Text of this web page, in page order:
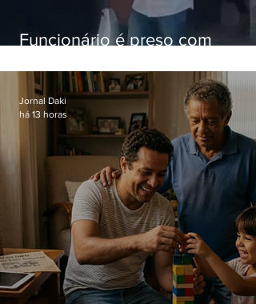
Funcionário é preso com
Hospital do Andaraí
Jornal Daki
há 13 horas